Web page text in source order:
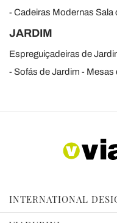
Cadeiras Modernas Sala
JARDIM
Espreguiçadeiras de
Sofás de Jardim
Mesas
INTERNATIONAL